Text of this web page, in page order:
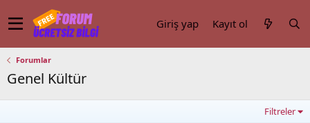
Giriş yap Kayıt ol
Forumlar
Genel Kültür
Filtreler